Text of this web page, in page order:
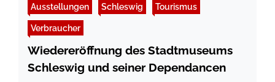
Ausstellungen Schleswig Tourismus
Verbraucher
Wiedereröffnung des Stadtmuseums
Schleswig und seiner Dependancen